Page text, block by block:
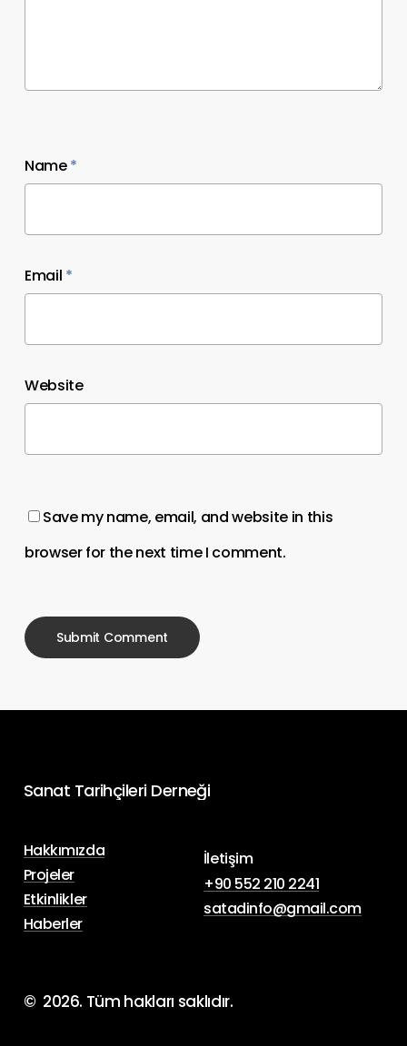
Name*
Email *
Website
Save my name, email, and website in this
browser for the next time I comment.
Sanat Tarihçileri Derneği
Hakkımızda
Projeler
Etkinlikler
Haberler
İletişim
+90 552 210 2241
satadinfo@gmail.com
© 2026. Tüm hakları saklıdır.